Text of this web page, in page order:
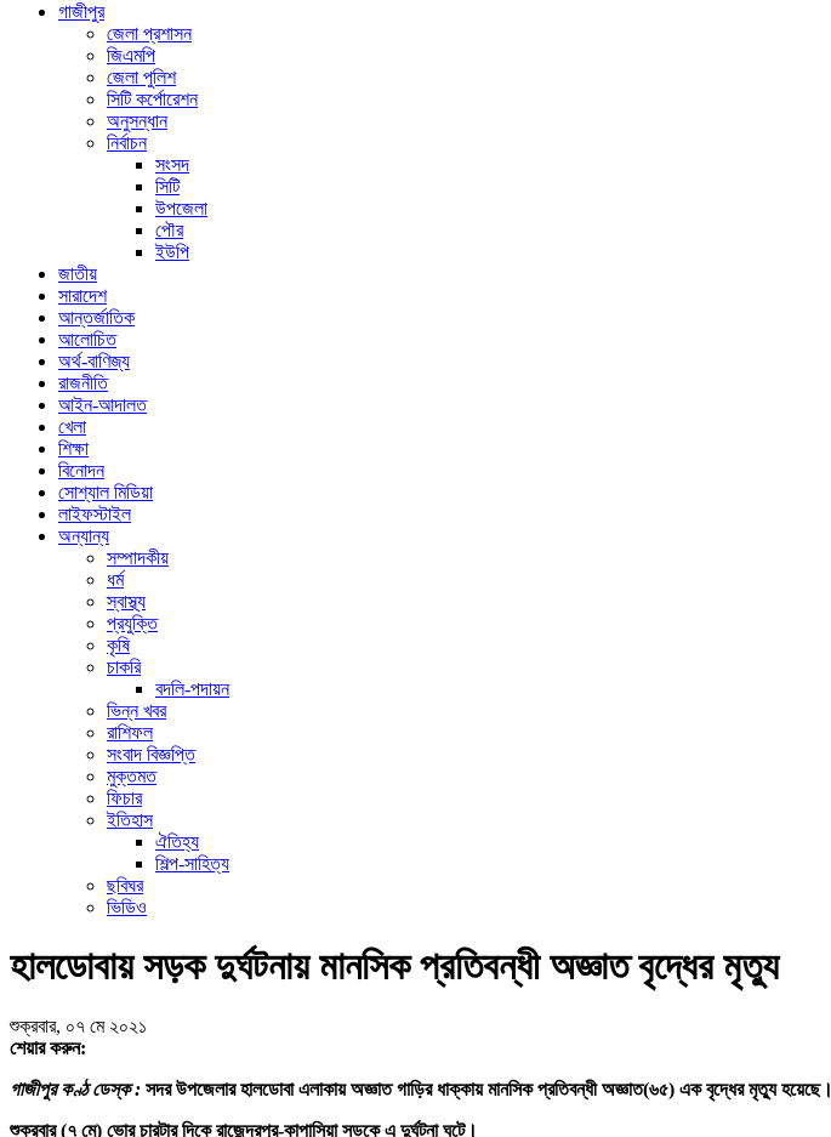
গাজীপুর
জেলা প্রশাসন
জিএমপি
জেলা পুলিশ
সিটি কর্পোরেশন
অনুসন্ধান
নির্বাচন
সংসদ
সিটি
উপজেলা
পৌর
ইউপি
জাতীয়
সারাদেশ
আন্তর্জাতিক
আলোচিত
অর্থ-বাণিজ্য
রাজনীতি
আইন-আদালত
খেলা
শিক্ষা
বিনোদন
সোশ্যাল মিডিয়া
লাইফস্টাইল
অন্যান্য
সম্পাদকীয়
ধর্ম
স্বাস্থ্য
প্রযুক্তি
কৃষি
চাকরি
বদলি-পদায়ন
ভিন্ন খবর
রাশিফল
সংবাদ বিজ্ঞপ্তি
মুক্তমত
ফিচার
ইতিহাস
ঐতিহ্য
শিল্প-সাহিত্য
ছবিঘর
ভিডিও
হালডোবায় সড়ক দুর্ঘটনায় মানসিক প্রতিবন্ধী অজ্ঞাত বৃদ্ধের মৃত্যু
শুক্রবার, ০৭ মে ২০২১
শেয়ার করুন:
গাজীপুর কণ্ঠ ডেস্ক : সদর উপজেলার হালডোবা এলাকায় অজ্ঞাত গাড়ির ধাক্কায় মানসিক প্রতিবন্ধী অজ্ঞাত(৬৫) এক বৃদ্ধের মৃত্যু হয়েছে।
শুক্রবার (৭ মে) ভোর চারটার দিকে রাজেন্দ্রপুর-কাপাসিয়া সড়কে এ দুর্ঘটনা ঘটে।